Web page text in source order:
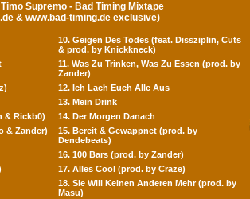
Supremo - Bad Timing Mixtape
& www.bad-timing.de exclusive)
10. Geigen Des Todes (feat. Dissziplin, Cuts
& prod. by Knickkneck)
11. Was Zu Trinken, Was Zu Essen (prod. by
Zander)
12. Ich Lach Euch Alle Aus
13. Mein Drink
& Rickb0)
14. Der Morgen Danach
& Zander)
15. Bereit & Gewappnet (prod. by
Dendebeats)
16. 100 Bars (prod. by Zander)
17. Alles Cool (prod. by Craze)
18. Sie Will Keinen Anderen Mehr (prod. by
Masu)